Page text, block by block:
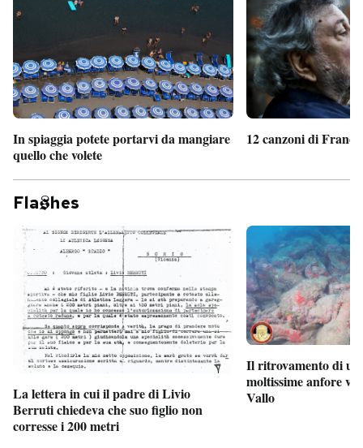
In spiaggia potete portarvi da mangiare
quello che volete
12 canzoni di
Fla hes
La lettera in cui il padre di Livio
Berruti chiedeva che suo figlio non
corresse i 200 metri
Il ritrovamento di
moltissime anfore
Vallo